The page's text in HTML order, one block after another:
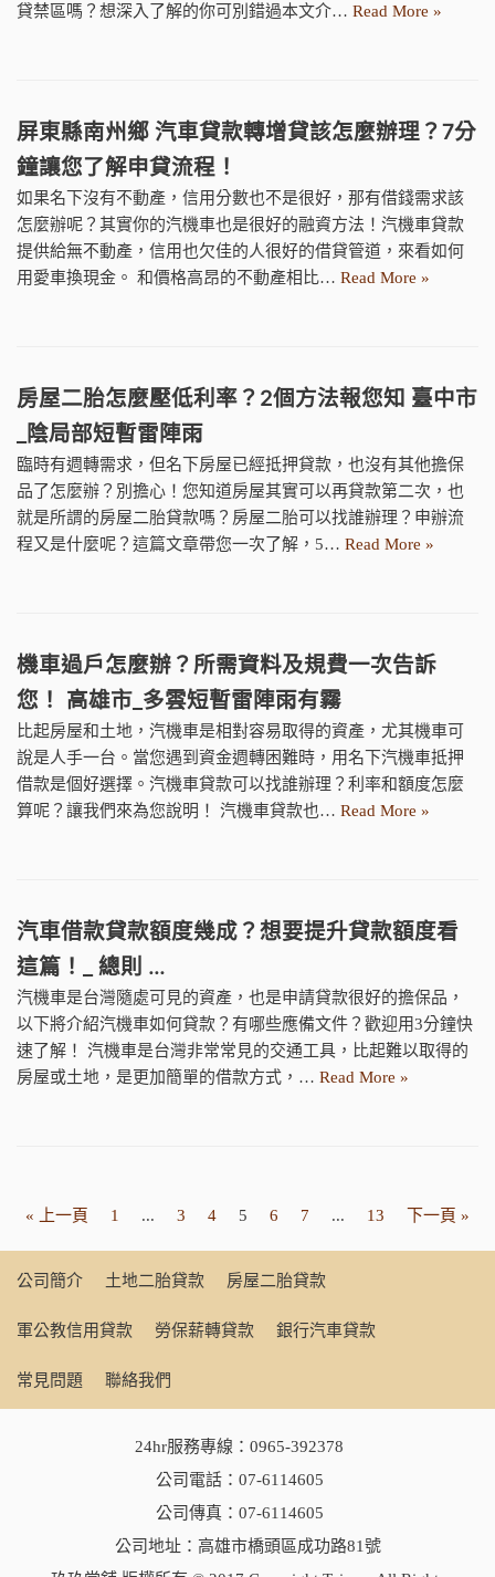
貸禁區嗎？想深入了解的你可別錯過本文介… Read More »
屏東縣南州鄉 汽車貸款轉增貸該怎麼辦理？7分
鐘讓您了解申貸流程！
如果名下沒有不動產，信用分數也不是很好，那有借錢需求該
怎麼辦呢？其實你的汽機車也是很好的融資方法！汽機車貸款
提供給無不動產，信用也欠佳的人很好的借貸管道，來看如何
用愛車換現金。 和價格高昂的不動產相比… Read More »
房屋二胎怎麼壓低利率？2個方法報您知 臺中市
_陰局部短暫雷陣雨
臨時有週轉需求，但名下房屋已經抵押貸款，也沒有其他擔保
品了怎麼辦？別擔心！您知道房屋其實可以再貸款第二次，也
就是所謂的房屋二胎貸款嗎？房屋二胎可以找誰辦理？申辦流
程又是什麼呢？這篇文章帶您一次了解，5… Read More »
機車過戶怎麼辦？所需資料及規費一次告訴
您！ 高雄市_多雲短暫雷陣雨有霧
比起房屋和土地，汽機車是相對容易取得的資產，尤其機車可
說是人手一台。當您遇到資金週轉困難時，用名下汽機車抵押
借款是個好選擇。汽機車貸款可以找誰辦理？利率和額度怎麼
算呢？讓我們來為您說明！ 汽機車貸款也… Read More »
汽車借款貸款額度幾成？想要提升貸款額度看
這篇！_ 總則 …
汽機車是台灣隨處可見的資產，也是申請貸款很好的擔保品，
以下將介紹汽機車如何貸款？有哪些應備文件？歡迎用3分鐘快
速了解！ 汽機車是台灣非常常見的交通工具，比起難以取得的
房屋或土地，是更加簡單的借款方式，… Read More »
« 上一頁 1 ... 3 4 5 6 7 ... 13 下一頁 »
公司簡介 土地二胎貸款 房屋二胎貸款
軍公教信用貸款 勞保薪轉貸款 銀行汽車貸款
常見問題 聯絡我們
24hr服務專線： 0965-392378
公司電話： 07-6114605
公司傳真：07-6114605
公司地址：高雄市橋頭區成功路81號